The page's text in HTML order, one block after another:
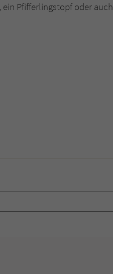
Pfifferlingstopf oder auch
gewährleistet die Kommunikation der